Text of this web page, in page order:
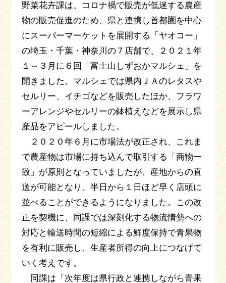
野菜花卉課は、コロナ禍で販売が低迷する農産
物の販売促進のため、県と連携し首都圏を中心
にスーパーマーケットを展開する「ヤオコー」
の埼玉・千葉・神奈川の７店舗で、２０２１年
１～３月に６回「富士山しずおかマルシェ」を
開きました。マルシェでは県内ＪＡのレタスや
セルリー、イチゴなどを販売したほか、フラワ
ーアレンジやセルリーの鉢植えなどを展示し県
産品をアピールしました。
２０２０年６月に市場法が改正され、これま
で農産物は市場に持ち込んで取引する「商物一
致」が原則となっていましたが、産地からの直
送が可能となり、半日から１日ほど早く店頭に
並べることができるようになりました。この改
正を契機に、同課では深刻化する物流情勢への
対応と輸送時間の短縮による鮮度保持で青果物
を有利に販売し、生産者所得の向上につなげて
いく考えです。
同課は「次年度は県行政と連携しながら青果